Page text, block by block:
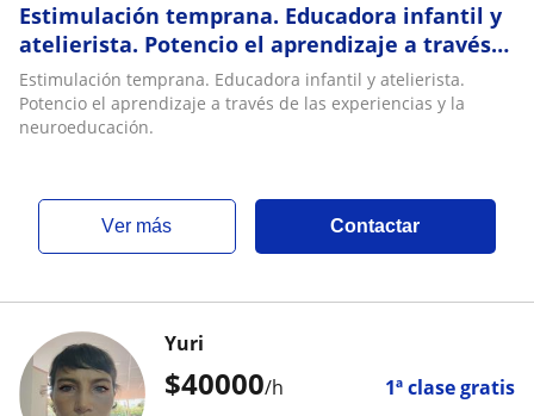
Estimulación temprana. Educadora infantil y
atelierista. Potencio el aprendizaje a través
de las experiencias y la neuroeducación
Estimulación temprana. Educadora infantil y atelierista.
Potencio el aprendizaje a través de las experiencias y la
neuroeducación.
ver más Contactar
$40000/h 1ª clase gratis
Yuri